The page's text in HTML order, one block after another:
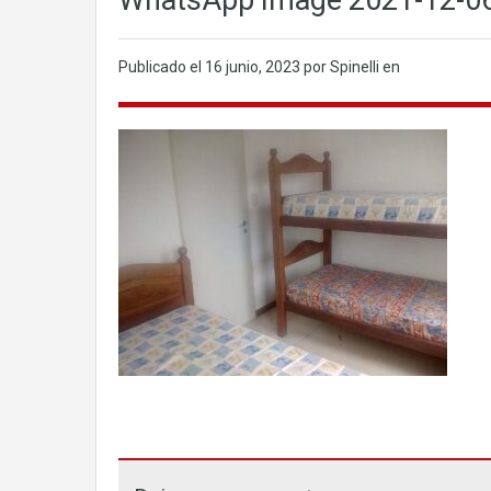
Publicado el 16 junio, 2023 por Spinelli en